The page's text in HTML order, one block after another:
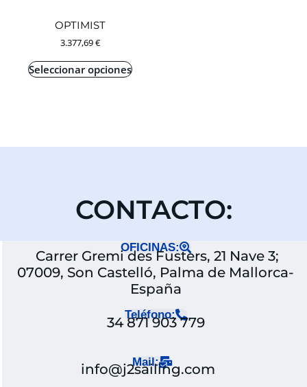
OPTIMIST
3.377,69€
Seleccionar opciones
CONTACTO:
OFICINAS:
Carrer Gremi des Fusters, 21 Nave 3;
07009, Son Castelló, Palma de Mallorca-
España
Teléfono:
34 871 903 779
Mail:
info@j2sailing.com